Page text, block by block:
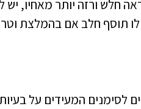
ורזה יותר מאחיו, יש
תוסף חלב אם בהמלצת
המעידים על